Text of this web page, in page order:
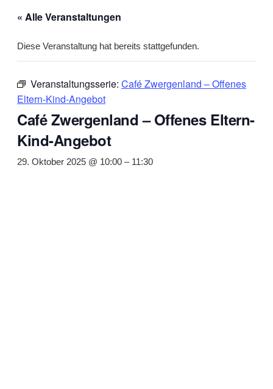
« Alle Veranstaltungen
Diese Veranstaltung hat bereits stattgefunden.
Veranstaltungsserie: Café Zwergenland – Offenes
Eltern-Kind-Angebot
Café Zwergenland – Offenes Eltern-
Kind-Angebot
29. Oktober 2025 @ 10:00 – 11:30